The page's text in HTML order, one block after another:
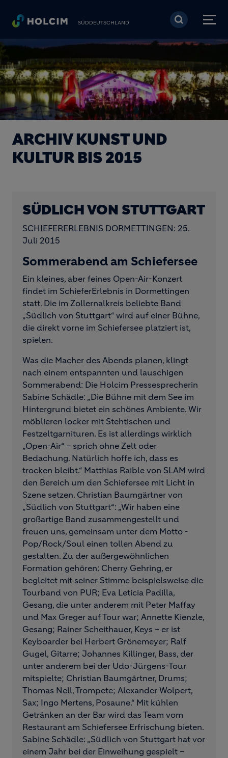
Direkt zum Inhalt
SÜDDEUTSCHLAND
ARCHIV KUNST UND
KULTUR BIS 2015
SÜDLICH VON STUTTGART
SCHIEFERERLEBNIS DORMETTINGEN: 25.
Juli 2015
Sommerabend am Schiefersee
Ein kleines, aber feines Open-Air-Konzert
findet im SchieferErlebnis in Dormettingen
statt. Die im Zollernalkreis beliebte Band
„Südlich von Stuttgart“ wird auf einer Bühne,
die direkt vorne im Schiefersee platziert ist,
spielen.
Was die Macher des Abends planen, klingt
nach einem entspannten und lauschigen
Sommerabend: Die Holcim Pressesprecherin
Sabine Schädle: „Die Bühne mit dem See im
Hintergrund bietet ein schönes Ambiente. Wir
möblieren locker mit Stehtischen und
Festzeltgarnituren. Es ist allerdings wirklich
„Open-Air“ – sprich ohne Zelt oder
Bedachung. Natürlich hoffe ich, dass es
trocken bleibt.“ Matthias Raible von SLAM wird
den Bereich um den Schiefersee mit Licht in
Szene setzen. Christian Baumgärtner von
„Südlich von Stuttgart“: „Wir haben eine
großartige Band zusammengestellt und
freuen uns, gemeinsam unter dem Motto -
Pop/Rock/Soul einen tollen Abend zu
gestalten. Zu der außergewöhnlichen
Formation gehören: Cherry Gehring, er
begleitet mit seiner Stimme beispielsweise die
Tourband von PUR; Eva Leticia Padilla,
Gesang, die unter anderem mit Peter Maffay
und Max Greger auf Tour war; Annette Kienzle,
Gesang; Rainer Scheithauer, Keys – er ist
Keyboarder bei Herbert Grönemeyer; Ralf
Gugel, Gitarre; Johannes Killinger, Bass, der
unter anderem bei der Udo-Jürgens-Tour
mitspielte; Christian Baumgärtner, Drums;
Thomas Nell, Trompete; Alexander Wolpert,
Sax; Ingo Mertens, Posaune.“ Mit kühlen
Getränken an der Bar wird das Team vom
Restaurant am Schiefersee Erfrischung bieten.
Sabine Schädle: „Südlich von Stuttgart hat vor
einem Jahr bei der Einweihung gespielt –